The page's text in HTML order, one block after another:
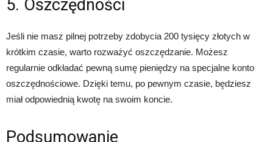
5. Oszczędności
Jeśli nie masz pilnej potrzeby zdobycia 200 tysięcy złotych w
krótkim czasie, warto rozważyć oszczędzanie. Możesz
regularnie odkładać pewną sumę pieniędzy na specjalne konto
oszczędnościowe. Dzięki temu, po pewnym czasie, będziesz
miał odpowiednią kwotę na swoim koncie.
Podsumowanie